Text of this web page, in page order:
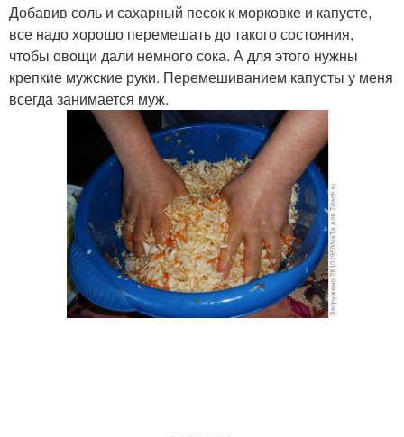
Добавив соль и сахарный песок к морковке и капусте,
все надо хорошо перемешать до такого состояния,
чтобы овощи дали немного сока. А для этого нужны
крепкие мужские руки. Перемешиванием капусты у меня
всегда занимается муж.